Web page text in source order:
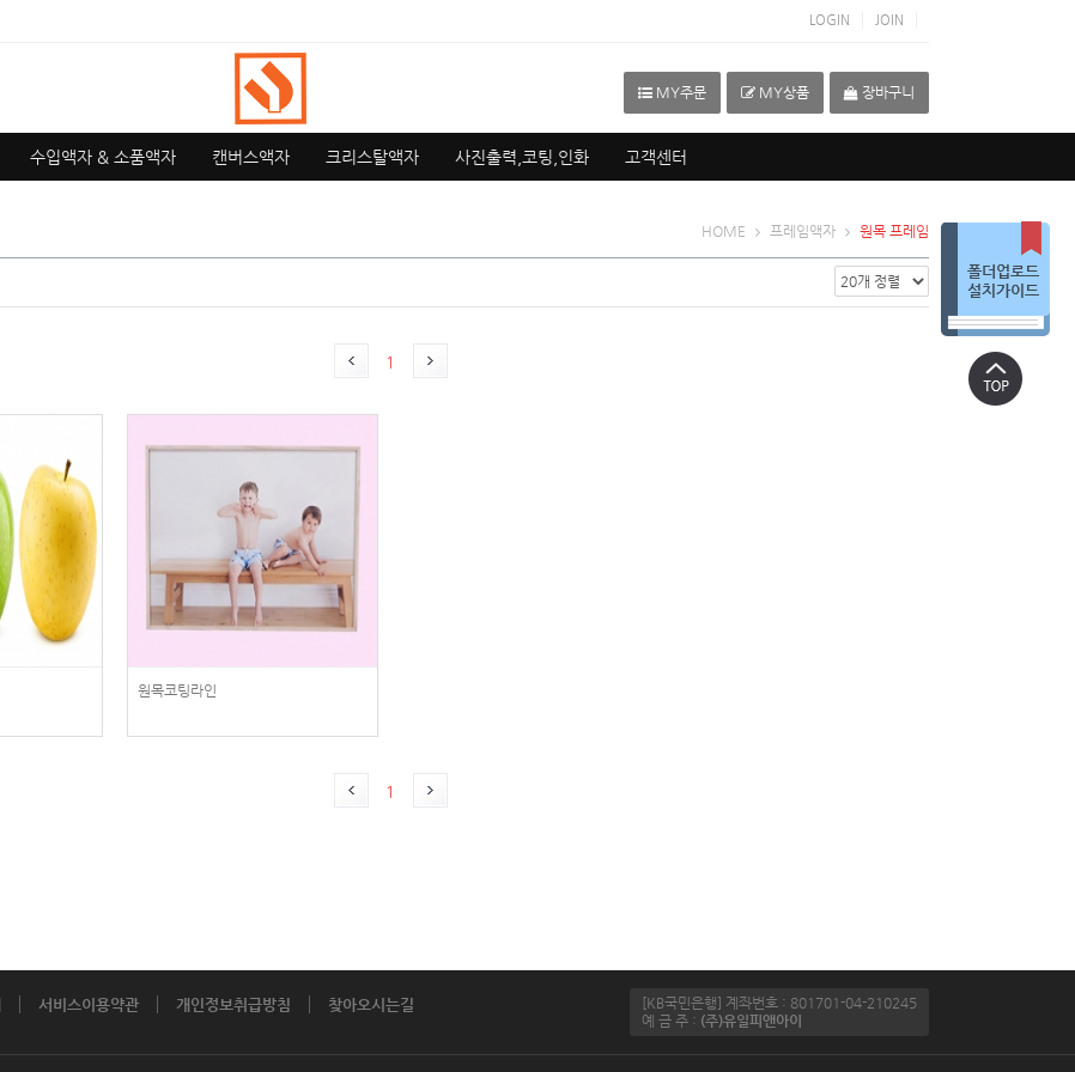
LOGIN JOIN
MY주문 MY상품 장바구니
수입액자 & 소품액자 캔버스액자 크리스탈액자 사진출력,코팅,인화 고객센터
HOME 프레임액자 원목 프레임
1
원목코팅라인
1
서비스이용약관 개인정보취급방침 찾아오시는길
[KB국민은행] 계좌번호 : 801701-04-210245
예 금 주 : (주)유일피앤아이